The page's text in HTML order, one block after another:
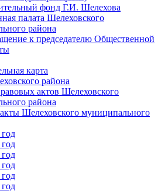
фонд Г.И. Шелехова
палата Шелеховского
района
к председателю Общественной
карта
района
актов Шелеховского
района
Шелеховского муниципального